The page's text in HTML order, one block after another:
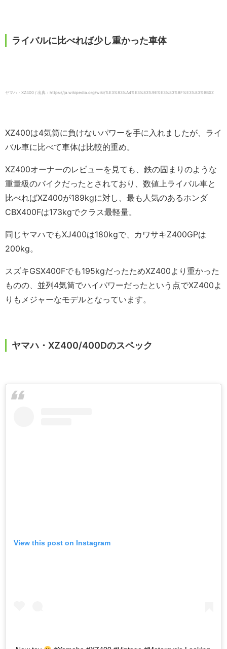
ライバルに比べれば少し重かった車体
ヤマハ・XZ400 / 出典：https://ja.wikipedia.org/wiki/%E3%83%A4%E3%83%9E%E3%83%8F%E3%83%BBXZ
XZ400は4気筒に負けないパワーを手に入れましたが、ライ
バル車に比べて車体は比較的重め。
XZ400オーナーのレビューを見ても、鉄の固まりのような
重量級のバイクだったとされており、数値上ライバル車と
比べればXZ400が189kgに対し、最も人気のあるホンダ
CBX400Fは173kgでクラス最軽量。
同じヤマハでもXJ400は180kgで、カワサキZ400GPは
200kg。
スズキGSX400Fでも195kgだったためXZ400より重かった
ものの、並列4気筒でハイパワーだったという点でXZ400よ
りもメジャーなモデルとなっています。
ヤマハ・XZ400/400Dのスペック
View this post on Instagram